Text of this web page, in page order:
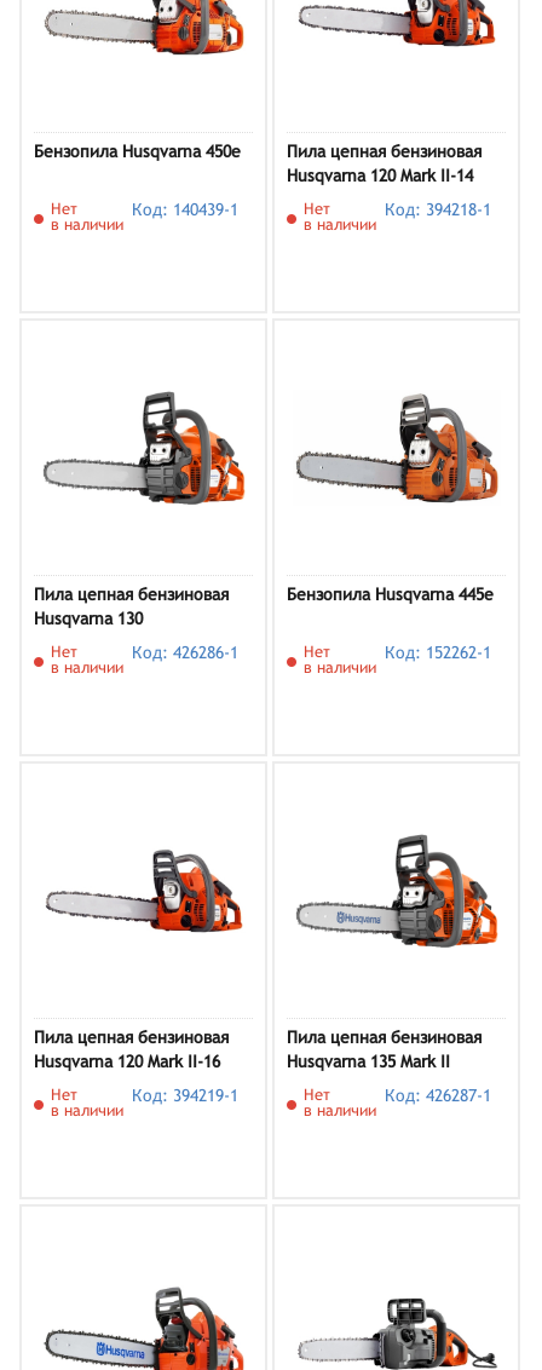
Бензопила Husqvarna 450e
Нет
в наличии
Код: 140439-1
Пила цепная бензиновая
Husqvarna 120 Mark II-14
Нет
в наличии
Код: 394218-1
Пила цепная бензиновая
Husqvarna 130
Нет
в наличии
Код: 426286-1
Бензопила Husqvarna 445e
Нет
в наличии
Код: 152262-1
Пила цепная бензиновая
Husqvarna 120 Mark II-16
Нет
в наличии
Код: 394219-1
Пила цепная бензиновая
Husqvarna 135 Mark II
(9678618-46)
Нет
в наличии
Код: 426287-1